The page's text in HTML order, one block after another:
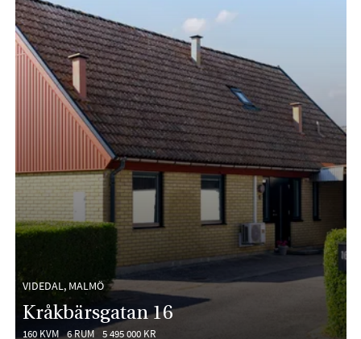
VIDEDAL, MALMÖ
Kråkbärsgatan 16
160 KVM 6 RUM 5 495 000 KR